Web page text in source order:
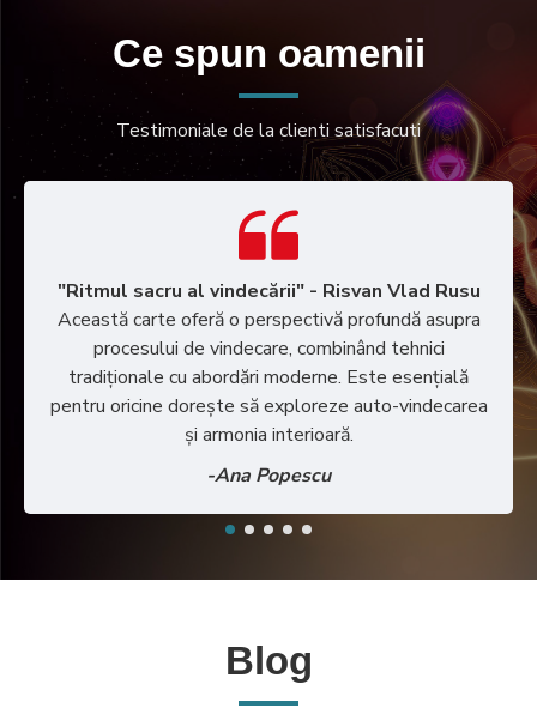
Ce spun oamenii
Testimoniale de la clienti satisfacuti
"Ritmul sacru al vindecării" - Risvan Vlad Rusu
Această carte oferă o perspectivă profundă asupra
procesului de vindecare, combinând tehnici
tradiționale cu abordări moderne. Este esențială
pentru oricine dorește să exploreze auto-vindecarea
și armonia interioară.
-Ana Popescu
Blog